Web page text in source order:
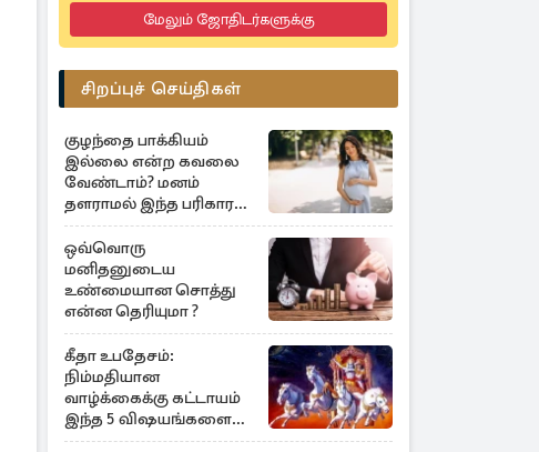
மேலும் ஜோதிடர்களுக்கு
சிறப்புச் செய்திகள்
குழந்தை பாக்கியம்
இல்லை என்ற கவலை
வேண்டாம்? மனம்
தளராமல் இந்த பரிகாரம்
செய்யுங்கள்
ஒவ்வொரு
மனிதனுடைய
உண்மையான சொத்து
என்ன தெரியுமா ?
கீதா உபதேசம்:
நிம்மதியான
வாழ்க்கைக்கு கட்டாயம்
இந்த 5 விஷயங்களை
பின்பற்றுங்கள்